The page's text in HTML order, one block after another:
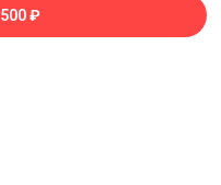
500 ₽